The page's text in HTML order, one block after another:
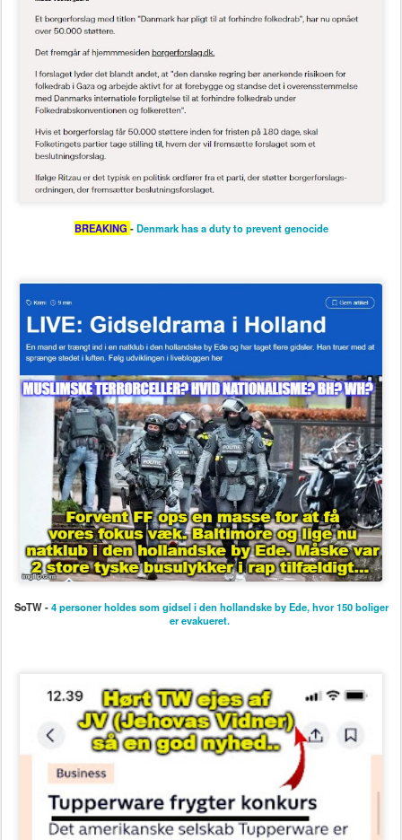
BREAKING -Denmark has a duty to prevent genocide
SoTW -4 personer holdes som gidsel i den hollandske by Ede, hvor 150 boliger
er evakueret.